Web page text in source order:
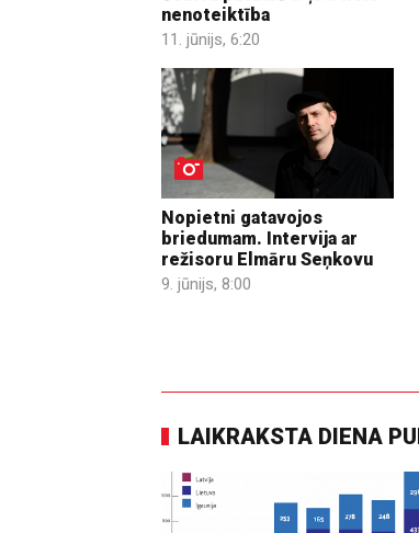
nenoteiktība
11. jūnijs, 6:20
Nopietni gatavojos
briedumam. Intervija ar
režisoru Elmāru Seņkovu
9. jūnijs, 8:00
LAIKRAKSTA DIENA